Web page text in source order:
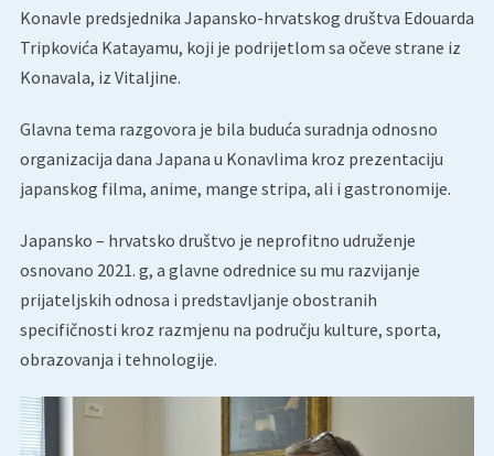
Konavle predsjednika Japansko-hrvatskog društva Edouarda
Tripkovića Katayamu, koji je podrijetlom sa očeve strane iz
Konavala, iz Vitaljine.
Glavna tema razgovora je bila buduća suradnja odnosno
organizacija dana Japana u Konavlima kroz prezentaciju
japanskog filma, anime, mange stripa, ali i gastronomije.
Japansko – hrvatsko društvo je neprofitno udruženje
osnovano 2021. g, a glavne odrednice su mu razvijanje
prijateljskih odnosa i predstavljanje obostranih
specifičnosti kroz razmjenu na području kulture, sporta,
obrazovanja i tehnologije.